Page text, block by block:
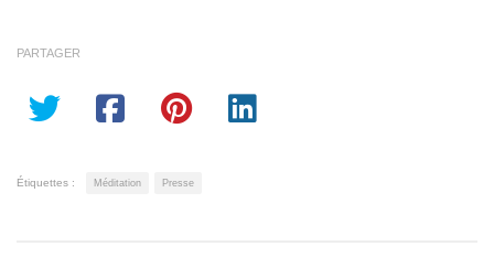
PARTAGER
Étiquettes : Méditation Presse